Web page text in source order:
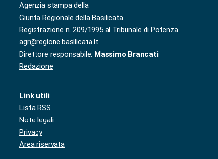
Agenzia stampa della
Giunta Regionale della Basilicata
Registrazione n. 209/1995 al Tribunale di Potenza
agr@regione.basilicata.it
Direttore responsabile: Massimo Brancati
Redazione
Link utili
Lista RSS
Note legali
Privacy
Area riservata